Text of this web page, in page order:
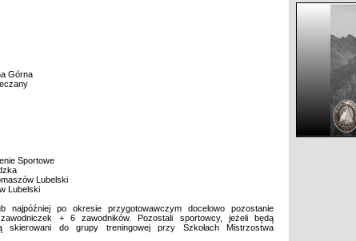
Górna
Sportowe
Lubelski
Lubelski
po okresie przygotowawczym docelowo pozostanie
+ 6 zawodników. Pozostali sportowcy, jeżeli będą
skierowani do grupy treningowej przy Szkołach Mistrzostwa